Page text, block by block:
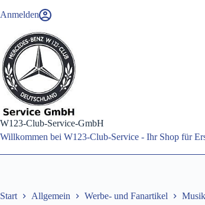
Inhalt
Anmelden
W123-Club-Service-GmbH
Willkommen bei W123-Club-Service - Ihr Shop für
Start Allgemein Werbe- und Fanartikel